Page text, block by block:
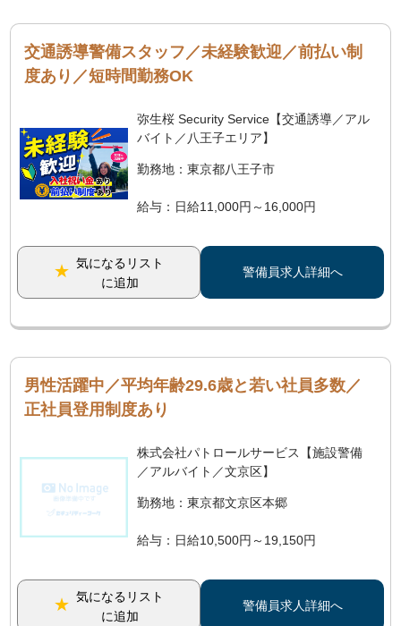
交通誘導警備スタッフ／未経験歓迎／前払い制
度あり／短時間勤務OK
弥生桜 Security Service【交通誘導／アル
バイト／八王子エリア】
勤務地：東京都八王子市
給与：日給11,000円～16,000円
気になるリスト
に追加
警備員求人詳細へ
男性活躍中／平均年齢29.6歳と若い社員多数／
正社員登用制度あり
株式会社パトロールサービス【施設警備
／アルバイト／文京区】
勤務地：東京都文京区本郷
給与：日給10,500円～19,150円
気になるリスト
に追加
警備員求人詳細へ